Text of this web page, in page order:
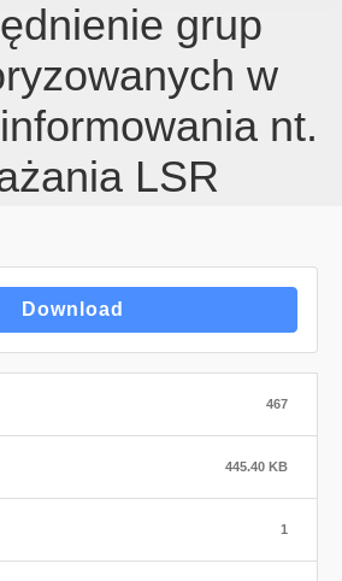
grup
w
nt.
LSR
Download
467
445.40 KB
1